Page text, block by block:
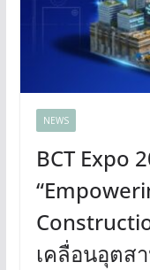
NEWS
BCT Expo
เคลื่อนอุตส